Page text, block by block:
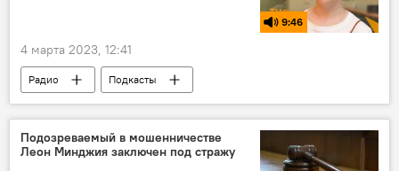
9:46
4 марта 2023, 12:41
Радио
Подкасты
Минздрав Абхазии
реабилитация
Подозреваемый в мошенничестве
Леон Минджия заключен под стражу